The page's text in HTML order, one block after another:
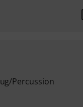
Percussion